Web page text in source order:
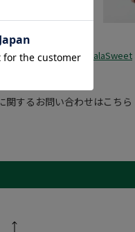
#2026Ss #2026SS #SalaSweet
関するお問い合わせはこちら